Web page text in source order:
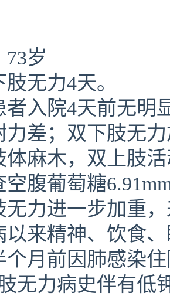
岁
无力4天。
者入院4天前无明
力差；双下肢无
体麻木，双上肢
腹葡萄糖
无力进一步加重
以来精神、饮食
个月前因肺感染
无力病史伴有低